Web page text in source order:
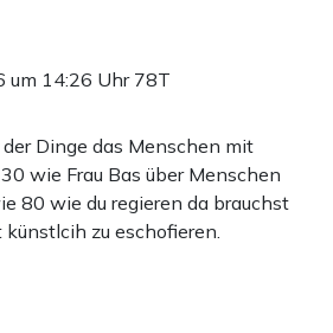
um 14:26 Uhr 78T
Dinge das Menschen mit
wie Frau Bas über Menschen
80 wie du regieren da brauchst
zu eschofieren.